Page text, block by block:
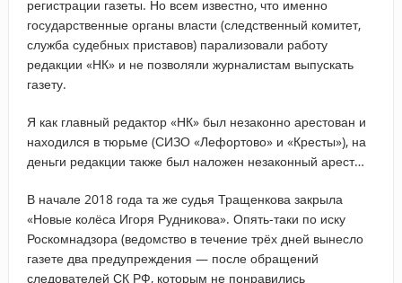
регистрации газеты. Но всем известно, что именно
государственные органы власти (следственный комитет,
служба судебных приставов) парализовали работу
редакции «НК» и не позволяли журналистам выпускать
газету.
Я как главный редактор «НК» был незаконно арестован и
находился в тюрьме (СИЗО «Лефортово» и «Кресты»), на
деньги редакции также был наложен незаконный арест…
В начале 2018 года та же судья Тращенкова закрыла
«Новые колёса Игоря Рудникова». Опять-таки по иску
Роскомнадзора (ведомство в течение трёх дней вынесло
газете два предупреждения — после обращений
следователей СК РФ, которым не понравились